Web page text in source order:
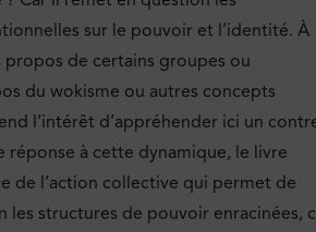
sur le pouvoir et l’identité. À
de certains groupes ou
du wokisme ou autres concepts
l’intérêt d’appréhender ici un
réponse à cette dynamique, le livre
de l’action collective qui permet de
les structures de pouvoir enracinées,